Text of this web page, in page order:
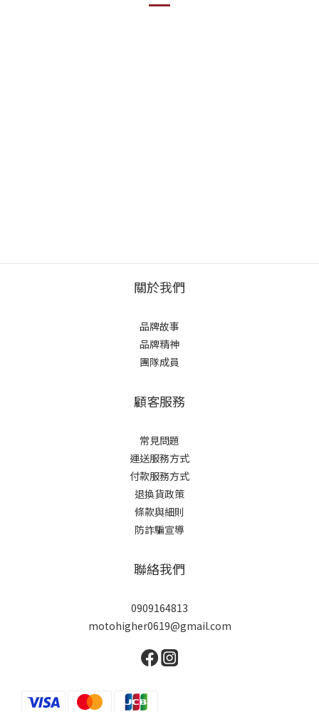
關於我們
品牌故事
品牌精神
團隊成員
顧客服務
常見問題
運送服務方式
付款服務方式
退換貨政策
條款與細則
防詐騙宣導
聯絡我們
0909164813
motohigher0619@gmail.com